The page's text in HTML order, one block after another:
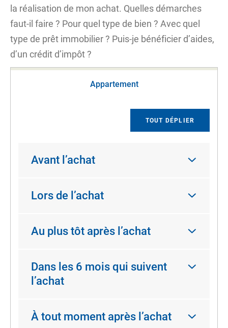
la réalisation de mon achat. Quelles démarches
faut-il faire ? Pour quel type de bien ? Avec quel
type de prêt immobilier ? Puis-je bénéficier d’aides,
d’un crédit d’impôt ?
Appartement
TOUT DÉPLIER
Avant l’achat
Lors de l’achat
Au plus tôt après l’achat
Dans les 6 mois qui suivent
l’achat
À tout moment après l’achat